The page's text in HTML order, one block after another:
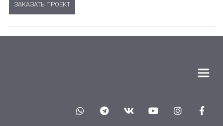
ЗАКАЗАТЬ ПРОЕКТ